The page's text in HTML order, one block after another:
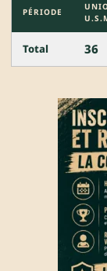
PÉRIODE
Total 36